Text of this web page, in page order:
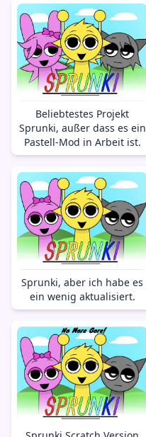
Beliebtestes Projekt
Sprunki, außer dass es ein
Pastell-Mod in Arbeit ist.
Sprunki, aber ich habe es
ein wenig aktualisiert.